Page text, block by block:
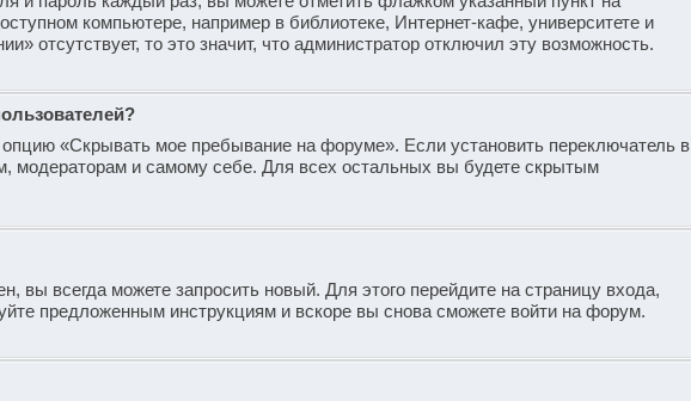
компьютере, например в библиотеке, Интернет-кафе, университете и
отсутствует, то это значит, что администратор отключил эту возможность.
«Скрывать мое пребывание на форуме». Если установить переключатель в
модераторам и самому себе. Для всех остальных вы будете скрытым
вы всегда можете запросить новый. Для этого перейдите на страницу входа,
предложенным инструкциям и вскоре вы снова сможете войти на форум.